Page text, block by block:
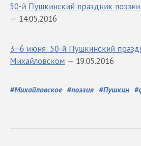
50-й Пушкинский праздник
— 14.05.2016
3–6 июня: 50-й Пушкинский
Михайловском — 19.05.2016
#Михайловское #поэзия #Пушкин #